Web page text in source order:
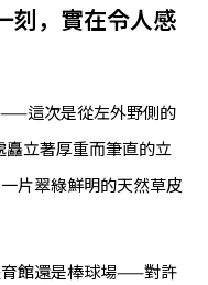
刻，實在令人感
——這次是從左外野側的
矗立著厚重而筆直的立
片翠綠鮮明的天然草皮
館還是棒球場——對許